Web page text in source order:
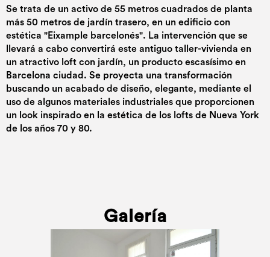
Se trata de un activo de 55 metros cuadrados de planta
más 50 metros de jardín trasero, en un edificio con
estética "Eixample barcelonés". La intervención que se
llevará a cabo convertirá este antiguo taller-vivienda en
un atractivo loft con jardín, un producto escasísimo en
Barcelona ciudad. Se proyecta una transformación
buscando un acabado de diseño, elegante, mediante el
uso de algunos materiales industriales que proporcionen
un look inspirado en la estética de los lofts de Nueva York
de los años 70 y 80.
Galería